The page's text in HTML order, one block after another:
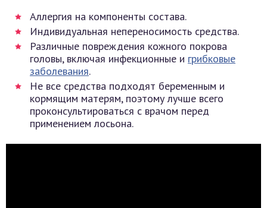
Аллергия на компоненты состава.
Индивидуальная непереносимость средства.
Различные повреждения кожного покрова
головы, включая инфекционные и грибковые
заболевания.
Не все средства подходят беременным и
кормящим матерям, поэтому лучше всего
проконсультироваться с врачом перед
применением лосьона.